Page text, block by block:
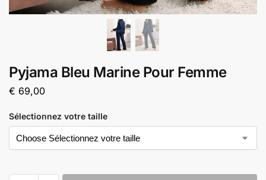
Pyjama Bleu Marine Pour Femme
€ 69,00
Sélectionnez votre taille